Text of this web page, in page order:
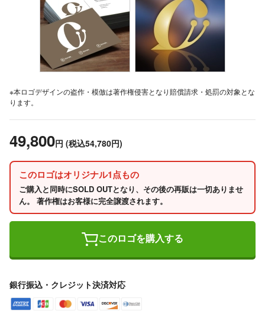
※本ロゴデザインの盗作・模倣は著作権侵害となり賠償請求・処罰の対象とな
ります。
49,800円 (税込54,780円)
このロゴはオリジナル1点もの
ご購入と同時にSOLD OUTとなり、その後の再販は一切ありませ
ん。 著作権はお客様に完全譲渡されます。
このロゴを購入する
銀行振込・クレジット決済対応